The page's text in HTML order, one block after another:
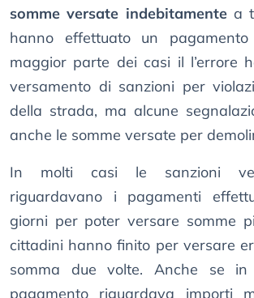
somme versate indebitamentea
hanno effettuato un pagamento
maggior parte dei casi il l’errore
versamento di sanzioni per
della strada, ma alcune
anche le somme versate per
In molti casi le sanzioni
riguardavano i pagamenti
giorni per poter versare somme
cittadini hanno finito per versare
somma due volte. Anche se
pagamento riguardava importi